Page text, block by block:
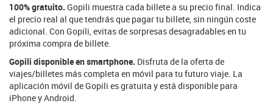
100% gratuito. Gopili muestra cada billete a su precio final. Indica
el precio real al que tendrás que pagar tu billete, sin ningún coste
adicional. Con Gopili, evitas de sorpresas desagradables en tu
próxima compra de billete.
Gopili disponible en smartphone. Disfruta de la oferta de
viajes/billetes más completa en móvil para tu futuro viaje. La
aplicación móvil de Gopili es gratuita y está disponible para
iPhone y Android.